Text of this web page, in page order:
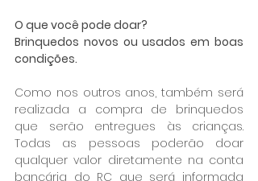
O que você pode doar?
Brinquedos novos ou usados em boas
condições.
Como nos outros anos, também será
realizada a compra de brinquedos
que serão entregues às crianças.
Todas as pessoas poderão doar
qualquer valor diretamente na conta
bancária do RC que será informada